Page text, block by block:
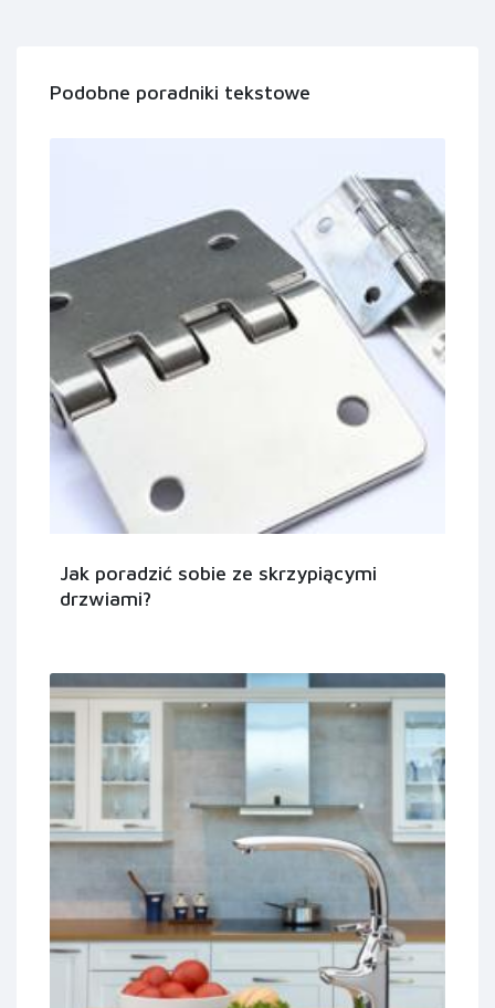
Podobne poradniki tekstowe
Jak poradzić sobie ze skrzypiącymi
drzwiami?